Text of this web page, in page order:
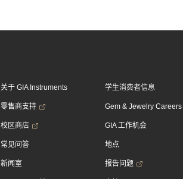
关于 GIA Instruments
零售商支持
校区商店
常见问答
新闻室
学生消费者信息
Gem & Jewelry Careers
GIA 工作机会
地点
报告问题